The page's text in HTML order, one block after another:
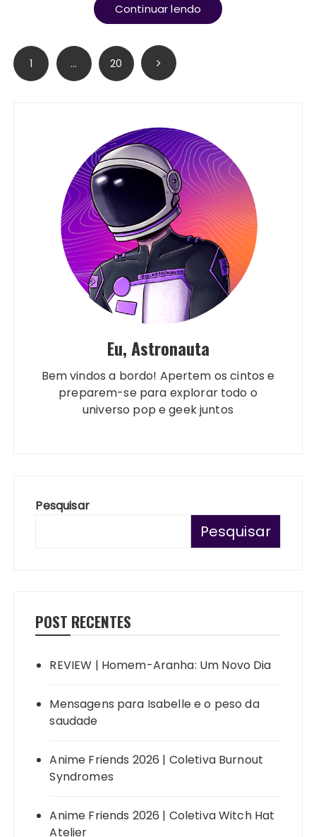
Continuar lendo
Paginação
de1 … 20
Eu, Astronauta
Bem vindos a bordo! Apertem os cintos e
preparem-se para explorar todo o
universo pop e geek juntos
Pesquisar
Pesquisar
POST RECENTES
REVIEW | Homem-Aranha: Um Novo Dia
Mensagens para Isabelle e o peso da
saudade
Anime Friends 2026 | Coletiva Burnout
Syndromes
Anime Friends 2026 | Coletiva Witch Hat
Atelier